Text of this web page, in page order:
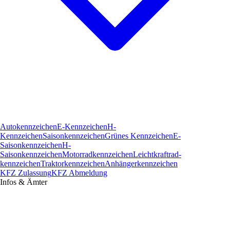
AutokennzeichenE-KennzeichenH-
KennzeichenSaisonkennzeichenGrünes KennzeichenE-
SaisonkennzeichenH-
SaisonkennzeichenMotorradkennzeichenLeichtkraftrad­
kennzeichenTraktorkennzeichenAnhängerkennzeichen
KFZ ZulassungKFZ Abmeldung
Infos & Ämter